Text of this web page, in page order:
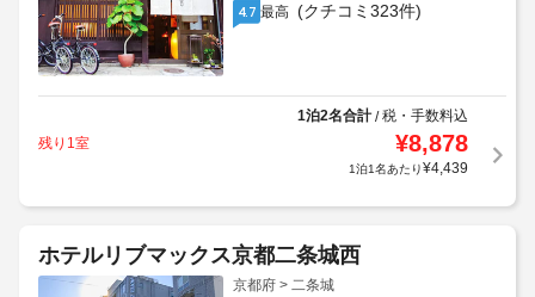
4.7 最高 (クチコミ323件)
1泊2名合計/税・手数料込
残り1室
¥8,878
1泊1名あたり¥4,439
ホテルリブマックス京都二条城西
京都府 > 二条城